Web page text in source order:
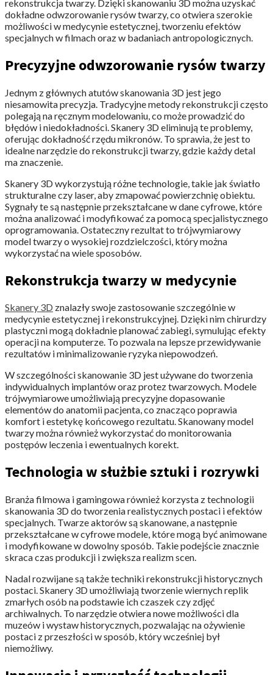
rekonstrukcja twarzy. Dzięki skanowaniu 3D można uzyskać
dokładne odwzorowanie rysów twarzy, co otwiera szerokie
możliwości w medycynie estetycznej, tworzeniu efektów
specjalnych w filmach oraz w badaniach antropologicznych.
Precyzyjne odwzorowanie rysów twarzy
Jednym z głównych atutów skanowania 3D jest jego
niesamowita precyzja. Tradycyjne metody rekonstrukcji często
polegają na ręcznym modelowaniu, co może prowadzić do
błędów i niedokładności. Skanery 3D​​ eliminują te problemy,
oferując dokładność rzędu mikronów. To sprawia, że jest to
idealne narzędzie do rekonstrukcji twarzy, gdzie każdy detal
ma znaczenie.
Skanery 3D​​ wykorzystują różne technologie, takie jak światło
strukturalne czy laser, aby zmapować powierzchnię obiektu.
Sygnały te są następnie przekształcane w dane cyfrowe, które
można analizować i modyfikować za pomocą specjalistycznego
oprogramowania. Ostateczny rezultat to trójwymiarowy
model twarzy o wysokiej rozdzielczości, który można
wykorzystać na wiele sposobów.
Rekonstrukcja twarzy w medycynie
Skanery 3D​​ znalazły swoje zastosowanie szczególnie w
medycynie estetycznej i rekonstrukcyjnej. Dzięki nim chirurdzy
plastyczni mogą dokładnie planować zabiegi, symulując efekty
operacji na komputerze. To pozwala na lepsze przewidywanie
rezultatów i minimalizowanie ryzyka niepowodzeń.
W szczególności skanowanie 3D jest używane do tworzenia
indywidualnych implantów oraz protez twarzowych. Modele
trójwymiarowe umożliwiają precyzyjne dopasowanie
elementów do anatomii pacjenta, co znacząco poprawia
komfort i estetykę końcowego rezultatu. Skanowany model
twarzy można również wykorzystać do monitorowania
postępów leczenia i ewentualnych korekt.
Technologia w służbie sztuki i rozrywki
Branża filmowa i gamingowa również korzysta z technologii
skanowania 3D do tworzenia realistycznych postaci i efektów
specjalnych. Twarze aktorów są skanowane, a następnie
przekształcane w cyfrowe modele, które mogą być animowane
i modyfikowane w dowolny sposób. Takie podejście znacznie
skraca czas produkcji i zwiększa realizm scen.
Nadal rozwijane są także techniki rekonstrukcji historycznych
postaci. Skanery 3D​​ umożliwiają tworzenie wiernych replik
zmarłych osób na podstawie ich czaszek czy zdjęć
archiwalnych. To narzędzie otwiera nowe możliwości dla
muzeów i wystaw historycznych, pozwalając na ożywienie
postaci z przeszłości w sposób, który wcześniej był
niemożliwy.